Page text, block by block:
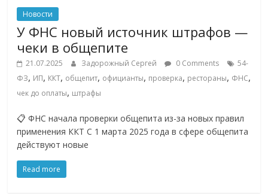
Новости
У ФНС новый источник штрафов —
чеки в общепите
21.07.2025 Задорожный Сергей 0 Comments
54-
ФЗ, ИП, ККТ, общепит, официанты, проверка, рестораны, ФНС,
чек до оплаты, штрафы
📋 ФНС начала проверки общепита из-за новых правил
применения ККТ С 1 марта 2025 года в сфере общепита
действуют новые
Read more